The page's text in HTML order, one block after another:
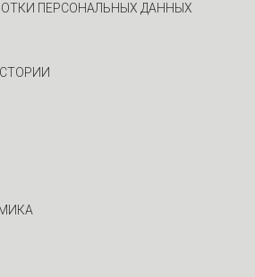
ПЕРСОНАЛЬНЫХ ДАННЫХ